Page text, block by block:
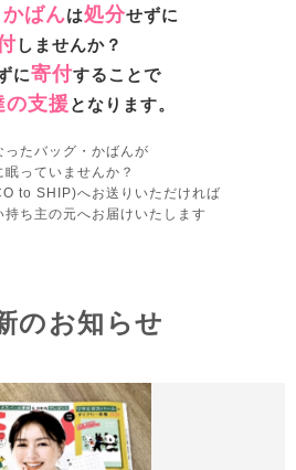
ばんは処分せずに
しませんか？
に寄付することで
の支援 となります。
ったバッグ・かばんが
眠っていませんか？
to SHIP)へお送りいただければ
ち主の元へお届けいたします
のお知らせ